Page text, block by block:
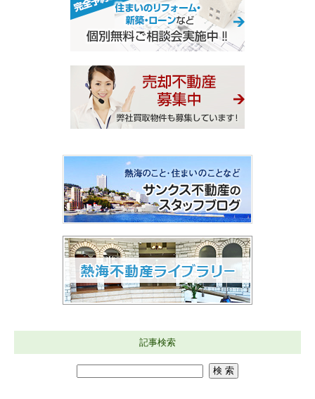
記事検索